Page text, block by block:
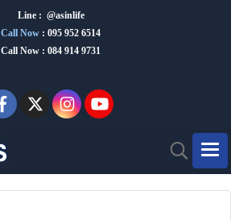
Line : @asinlife
Call Now : 095 952 6514
Call Now : 084 914 9731